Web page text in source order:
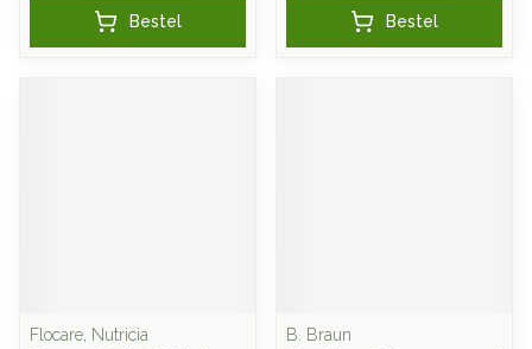
Bestel Bestel
Flocare, Nutricia
B. Braun